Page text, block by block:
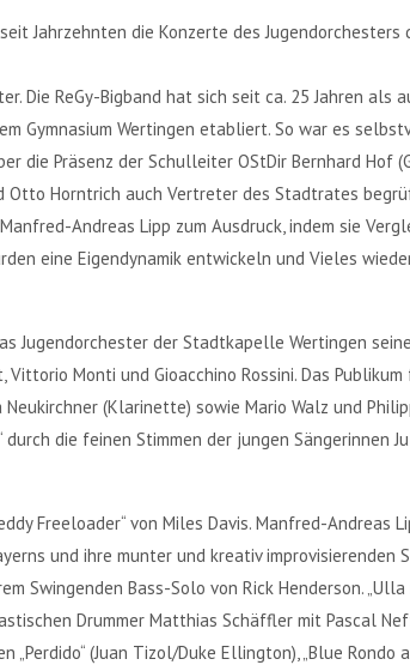
Jahrzehnten die Konzerte des
Die ReGy-Bigband hat sich seit ca. 25 Jahren
Gymnasium Wertingen etabliert. So war es
die Präsenz der Schulleiter OStDir Bernhard Hof
Horntrich auch Vertreter des Stadtrates
Andreas Lipp zum Ausdruck, indem sie
eine Eigendynamik entwickeln und Vieles
Jugendorchester der Stadtkapelle Wertingen
Vittorio Monti und Gioacchino Rossini. Das
(Klarinette) sowie Mario Walz und
die feinen Stimmen der jungen Sängerinnen
Freeloader“ von Miles Davis. Manfred-Andreas
und ihre munter und kreativ
Swingenden Bass-Solo von Rick Henderson.
Drummer Matthias Schäffler mit Pascal
(Juan Tizol/Duke Ellington), „Blue Rondo